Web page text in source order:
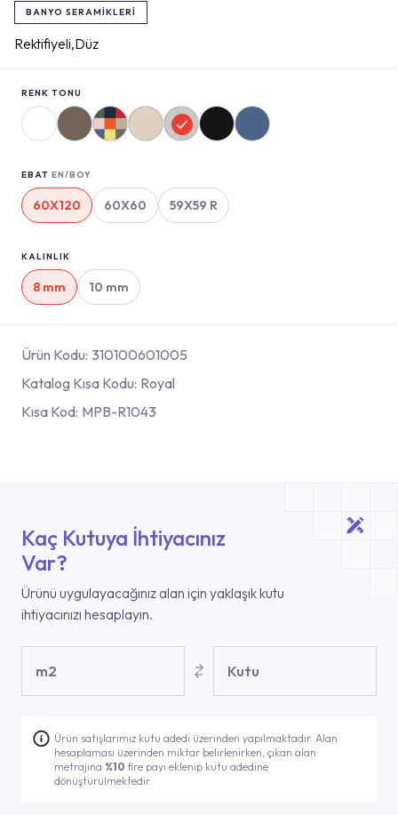
BANYO SERAMIKLERI
Rektifiyeli,Düz
RENK TONU
EBAT EN/BOY
60X120 60X60 59X59 R
KALINLIK
8 mm 10 mm
Ürün Kodu: 310100601005
Katalog Kısa Kodu: Royal
Kısa Kod: MPB-R1043
Kaç Kutuya İhtiyacınız
Var?
Ürünü uygulayacağınız alan için yaklaşık kutu
ihtiyacınızı hesaplayın.
m2 Kutu
Ürün satışlarımız kutu adedi üzerinden yapılmaktadır. Alan
hesaplaması üzerinden miktar belirlenirken, çıkan alan
metrajına %10fire payı eklenip kutu adedine
dönüştürülmektedir.